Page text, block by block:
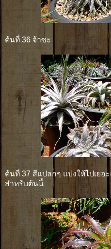
ต้นที่ 36 จ้าซะ
ต้นที่ 37 สีแปลกๆ แบ่งให้ไปเย
สำหรับต้นนี้